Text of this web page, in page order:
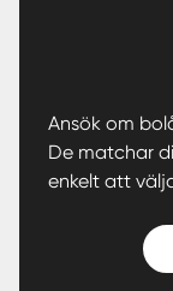
Ansök om
De matchar
enkelt att